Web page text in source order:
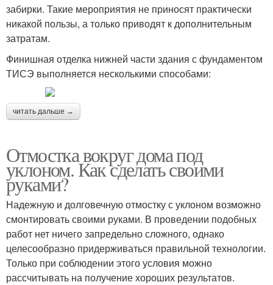
забирки. Такие мероприятия не приносят практически
никакой пользы, а только приводят к дополнительным
затратам.
Финишная отделка нижней части здания с фундаментом
ТИСЭ выполняется несколькими способами:
читать дальше →
Отмостка вокруг дома под
уклоном. Как сделать своими
руками?
Надежную и долговечную отмостку с уклоном возможно
смонтировать своими руками. В проведении подобных
работ нет ничего запредельно сложного, однако
целесообразно придерживаться правильной технологии.
Только при соблюдении этого условия можно
рассчитывать на получение хороших результатов.